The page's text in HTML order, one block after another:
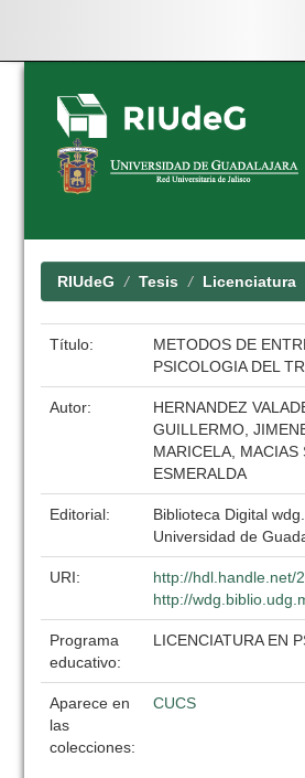
Skip
navigation
RIUdeG Tesis Licenciatura
Título:
METODOS DE
PSICOLOGIA DEL
Autor:
HERNANDEZ
GUILLERMO,
MARICELA, MACIAS
ESMERALDA
Editorial:
Biblioteca Digital
Universidad de
URI:
http://hdl.handle.net/
http://
Programa
educativo:
LICENCIATURA EN
Aparece en
las
colecciones:
CUCS